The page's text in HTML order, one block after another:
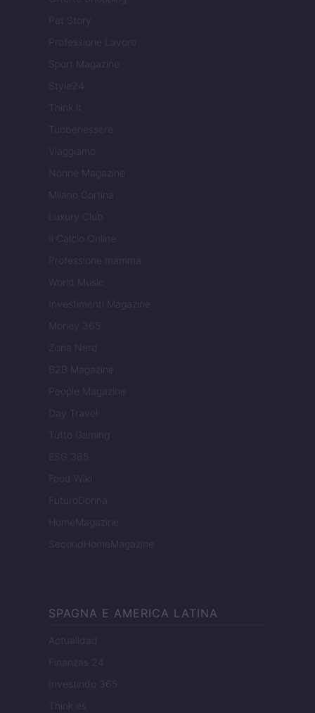
Pet Story
Professione Lavoro
Sport Magazine
Style24
Think.it
Tuobenessere
Viaggiamo
Nonne Magazine
Milano Cortina
Luxury Club
Il Calcio Online
Professione mamma
World Music
Investimenti Magazine
Money 365
Zona Nerd
B2B Magazine
People Magazine
Day Travel
Tutto Gaming
ESG 365
Food Wiki
FuturoDonna
HomeMagazine
SecondHomeMagazine
SPAGNA E AMERICA LATINA
Actualidad
Finanzas 24
Investindo 365
Think.es